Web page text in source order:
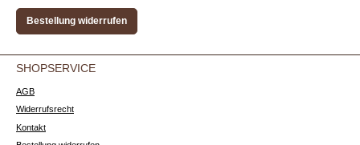
Bestellung widerrufen
SHOPSERVICE
AGB
Widerrufsrecht
Kontakt